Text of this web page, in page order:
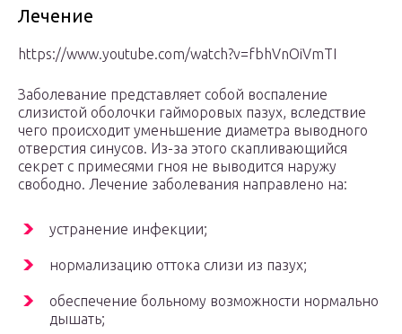
Лечение
https://www.youtube.com/watch?v=fbhVnOiVmTI
Заболевание представляет собой воспаление
слизистой оболочки гайморовых пазух, вследствие
чего происходит уменьшение диаметра выводного
отверстия синусов. Из-за этого скапливающийся
секрет с примесями гноя не выводится наружу
свободно. Лечение заболевания направлено на:
устранение инфекции;
нормализацию оттока слизи из пазух;
обеспечение больному возможности нормально
дышать;